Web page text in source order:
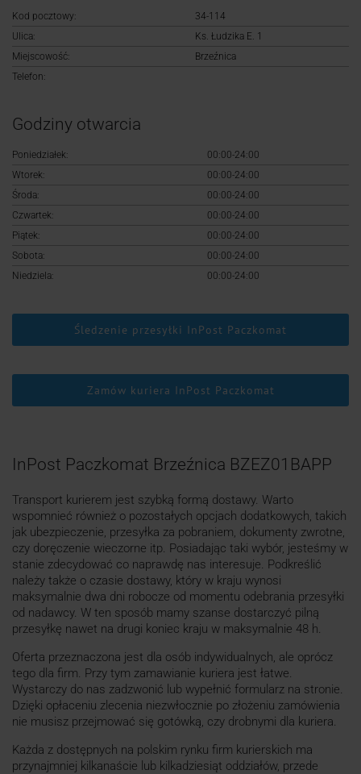
Rejestracja
Kod pocztowy:
34-114
Ulica:
Ks. Łudzika E. 1
Miejscowość:
Brzeźnica
Telefon:
Godziny otwarcia
Poniedziałek:
00:00-24:00
Wtorek:
00:00-24:00
Środa:
00:00-24:00
Czwartek:
00:00-24:00
Piątek:
00:00-24:00
Sobota:
00:00-24:00
Niedziela:
00:00-24:00
Śledzenie przesyłki InPost Paczkomat
Zamów kuriera InPost Paczkomat
InPost Paczkomat Brzeźnica BZEZ01BAPP
Transport kurierem jest szybką formą dostawy. Warto
wspomnieć również o pozostałych opcjach dodatkowych, takich
jak ubezpieczenie, przesyłka za pobraniem, dokumenty zwrotne,
czy doręczenie wieczorne itp. Posiadając taki wybór, jesteśmy w
stanie zdecydować co naprawdę nas interesuje. Podkreślić
należy także o czasie dostawy, który w kraju wynosi
maksymalnie dwa dni robocze od momentu odebrania przesyłki
od nadawcy. W ten sposób mamy szanse dostarczyć pilną
przesyłkę nawet na drugi koniec kraju w maksymalnie 48 h.
Oferta przeznaczona jest dla osób indywidualnych, ale oprócz
tego dla firm. Przy tym zamawianie kuriera jest łatwe.
Wystarczy do nas zadzwonić lub wypełnić formularz na stronie.
Dzięki opłaceniu zlecenia niezwłocznie po złożeniu zamówienia
nie musisz przejmować się gotówką, czy drobnymi dla kuriera.
Każda z dostępnych na polskim rynku firm kurierskich ma
przynajmniej kilkanaście lub kilkadziesiąt oddziałów, przede